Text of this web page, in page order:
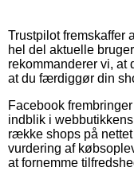
Trustpilot fremskaffer
hel del aktuelle
rekommanderer vi, at
at du færdiggør din
Facebook
indblik i
række shops på
vurdering af
at fornemme